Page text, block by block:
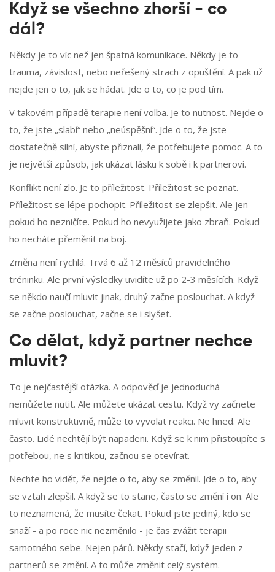
Když se všechno zhorší - co
dál?
Někdy je to víc než jen špatná komunikace. Někdy je to
trauma, závislost, nebo neřešený strach z opuštění. A pak už
nejde jen o to, jak se hádat. Jde o to, co je pod tím.
V takovém případě terapie není volba. Je to nutnost. Nejde o
to, že jste „slabí“ nebo „neúspěšní“. Jde o to, že jste
dostatečně silní, abyste přiznali, že potřebujete pomoc. A to
je největší způsob, jak ukázat lásku k sobě i k partnerovi.
Konflikt není zlo. Je to příležitost. Příležitost se poznat.
Příležitost se lépe pochopit. Příležitost se zlepšit. Ale jen
pokud ho nezničíte. Pokud ho nevyužijete jako zbraň. Pokud
ho necháte přeměnit na boj.
Změna není rychlá. Trvá 6 až 12 měsíců pravidelného
tréninku. Ale první výsledky uvidíte už po 2-3 měsících. Když
se někdo naučí mluvit jinak, druhý začne poslouchat. A když
se začne poslouchat, začne se i slyšet.
Co dělat, když partner nechce
mluvit?
To je nejčastější otázka. A odpověď je jednoduchá -
nemůžete nutit. Ale můžete ukázat cestu. Když vy začnete
mluvit konstruktivně, může to vyvolat reakci. Ne hned. Ale
často. Lidé nechtějí být napadeni. Když se k nim přistoupíte s
potřebou, ne s kritikou, začnou se otevírat.
Nechte ho vidět, že nejde o to, aby se změnil. Jde o to, aby
se vztah zlepšil. A když se to stane, často se změní i on. Ale
to neznamená, že musíte čekat. Pokud jste jediný, kdo se
snaží - a po roce nic nezměnilo - je čas zvážit terapii
samotného sebe. Nejen párů. Někdy stačí, když jeden z
partnerů se změní. A to může změnit celý systém.